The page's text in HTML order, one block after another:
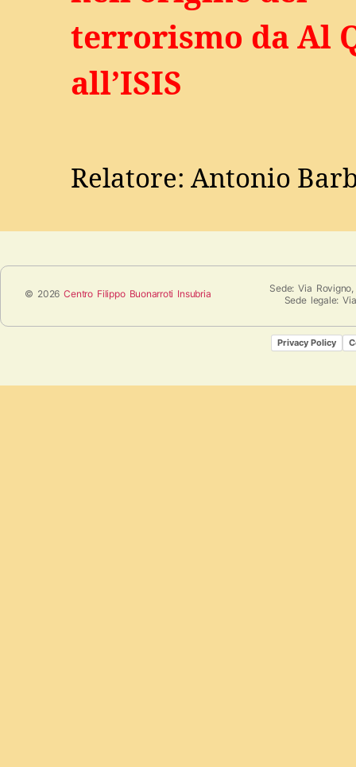
terrorismo da Al
all’ISIS
Relatore: Antonio
© 2026Centro Filippo Buonarroti Insubria
Sede: Via
Sede legale:
Privacy Policy